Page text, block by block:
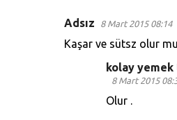
Adsız 8 Mart 2015 08:14
Kaşar ve sütsz olur
kolay
8 Mart 2015
Olur .